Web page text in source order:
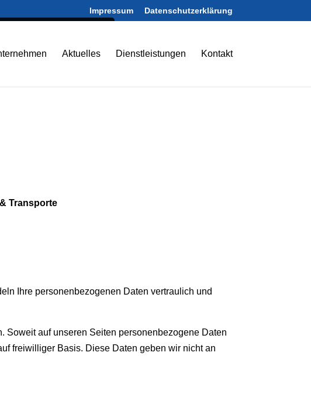
Impressum Datenschutzerklärung
Aktuelles Dienstleistungen Kontakt
Transporte
Ihre personenbezogenen Daten vertraulich und
Soweit auf unseren Seiten personenbezogene Daten
freiwilliger Basis. Diese Daten geben wir nicht an